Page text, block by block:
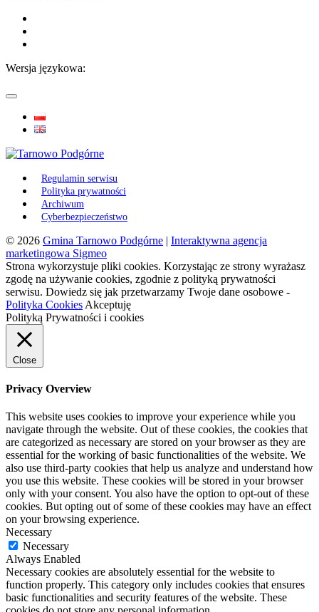
Wersja językowa:
Regulamin serwisu
Polityka prywatności
Archiwum
Cyberbezpieczeństwo
© 2026 Gmina Tarnowo Podgórne | Interaktywna agencja
marketingowa Sigmeo
Strona wykorzystuje pliki cookies. Korzystając ze strony wyrażasz
zgodę na używanie cookies, zgodnie z polityką prywatności
serwisu. Dowiedz się jak przetwarzamy Twoje dane osobowe -
Polityka Cookies Akceptuję
Polityką Prywatności i cookies
Close
Privacy Overview
This website uses cookies to improve your experience while you
navigate through the website. Out of these cookies, the cookies that
are categorized as necessary are stored on your browser as they are
essential for the working of basic functionalities of the website. We
also use third-party cookies that help us analyze and understand how
you use this website. These cookies will be stored in your browser
only with your consent. You also have the option to opt-out of these
cookies. But opting out of some of these cookies may have an effect
on your browsing experience.
Necessary
Necessary
Always Enabled
Necessary cookies are absolutely essential for the website to
function properly. This category only includes cookies that ensures
basic functionalities and security features of the website. These